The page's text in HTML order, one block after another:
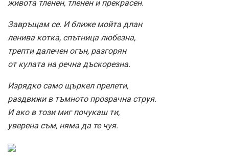
живота тленен, тленен и прекрасен.
Завръщам се. И ближе мойта длан
ленива котка, спътница любезна,
трепти далечен огън, разгорян
от кулата на речна дъскорезна.
Изрядко само щъркел прелети,
раздвижи в тъмното прозрачна струя.
И ако в този миг почукаш ти,
уверена съм, няма да те чуя.